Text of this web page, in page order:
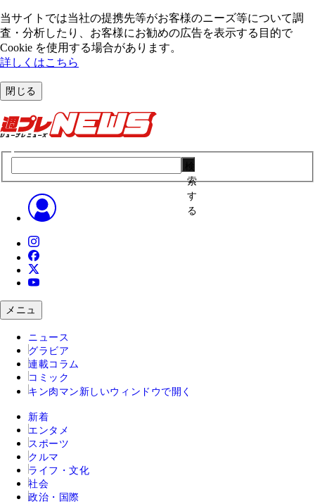
当サイトでは当社の提携先等がお客様のニーズ等について調
査・分析したり、お客様にお勧めの広告を表⽰する⽬的で
Cookie を使⽤する場合があります。
詳しくはこちら
閉じる
索
す
る
メニュ
ニュース
グラビア
連載コラム
コミック
キン肉マン 新しいウィンドウで開く
新着
エンタメ
スポーツ
クルマ
ライフ・文化
社会
政治・国際